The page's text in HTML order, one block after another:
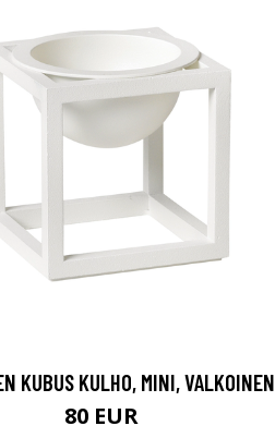
KUBUS KULHO, MINI, VALKOINEN
80 EUR